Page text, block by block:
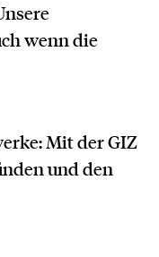
wenn die
Mit der GIZ
und den